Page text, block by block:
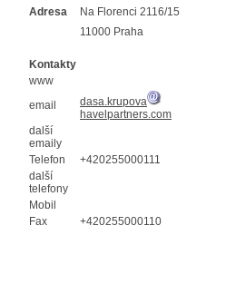
Adresa
Na Florenci 2116/15
11000 Praha
Kontakty
www
email
dasa.krupova
havelpartners.com
další
emaily
Telefon
+420255000111
další
telefony
Mobil
Fax
+420255000110